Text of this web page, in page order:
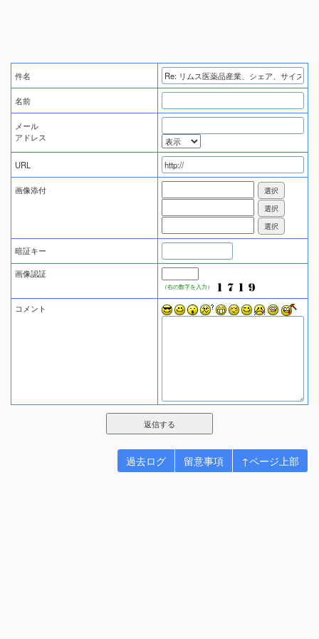
件名
名前
メール
アドレス
URL
画像添付
暗証キー
画像認証
（右の数字を入力）
コメント
過去ログ 留意事項 ↑ページ上部